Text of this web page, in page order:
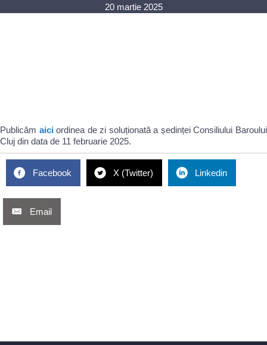
20 martie 2025
Publicăm aici ordinea de zi soluționată a ședinței Consiliului Baroului
Cluj din data de 11 februarie 2025.
Facebook X (Twitter) Linkedin
Email